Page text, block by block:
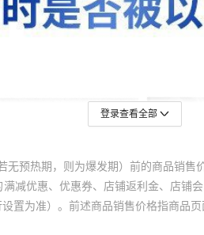
登录查看全部
无预热期，则为爆发期）前的商品销
减优惠、优惠券、店铺返利金、店
为准）。前述商品销售价格指商品